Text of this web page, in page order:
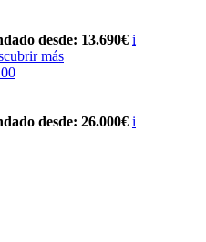
desde: 13.690€ i
más
desde: 26.000€ i